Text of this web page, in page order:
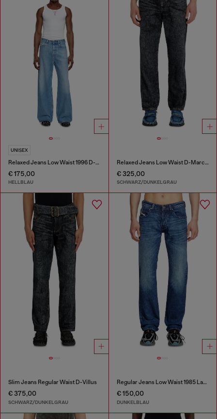
UNISEX
Relaxed Jeans Low Waist 1996 D-Sire
€ 175,00
HELLBLAU
Relaxed Jeans Low Waist D-Marcus
€ 325,00
SCHWARZ/DUNKELGRAU
Slim Jeans Regular Waist D-Villus
€ 375,00
SCHWARZ/DUNKELGRAU
Regular Jeans Low Waist 1985 Larkee
€ 150,00
DUNKELBLAU